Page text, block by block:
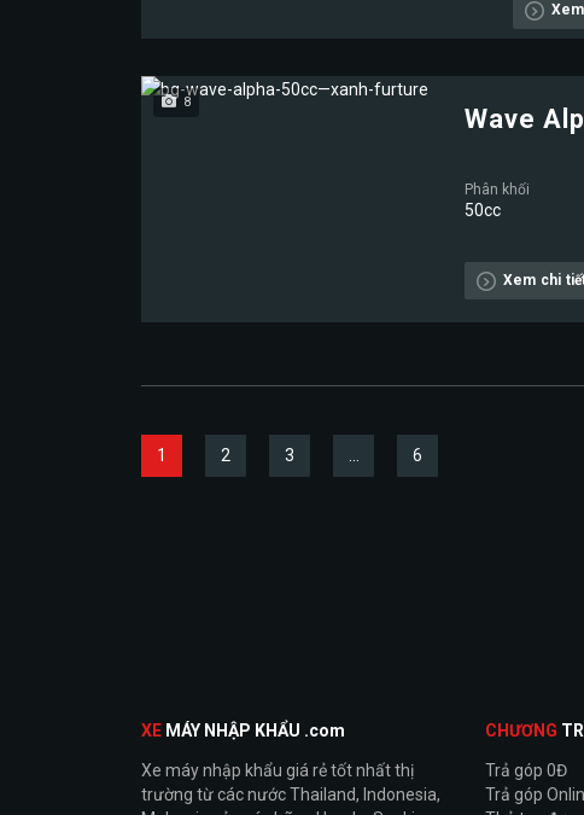
8
Wave
Phân khối
50cc
Xem chi
1 2 3 6
XE MÁY NHẬP KHẨU .com
Xe máy nhập khẩu giá rẻ tốt nhất thị
trường từ các nước Thailand, Indonesia,
CHƯƠNG
Trả góp 0Đ
Trả góp